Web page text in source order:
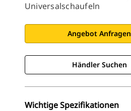
Universalschaufeln
Angebot Anfragen
Händler Suchen
Wichtige Spezifikationen